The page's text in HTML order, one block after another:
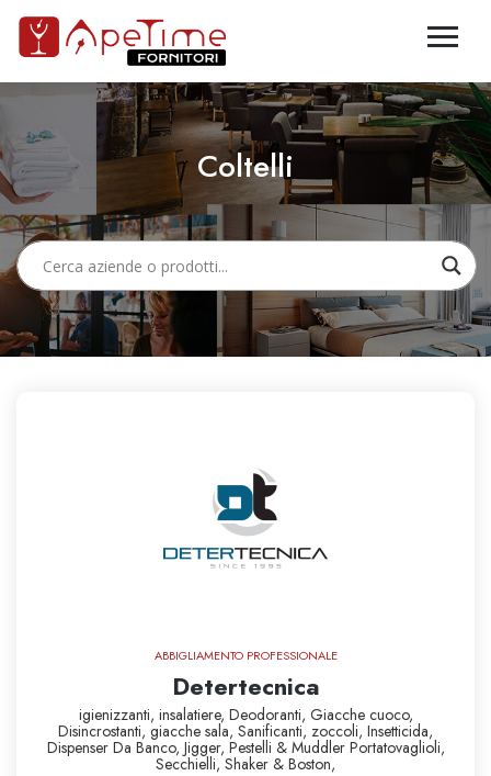
Coltelli
ABBIGLIAMENTO PROFESSIONALE
Detertecnica
igienizzanti, insalatiere, Deodoranti, Giacche cuoco,
Disincrostanti, giacche sala, Sanificanti, zoccoli, Insetticida,
Dispenser Da Banco, Jigger, Pestelli & Muddler Portatovaglioli,
Secchielli, Shaker & Boston,